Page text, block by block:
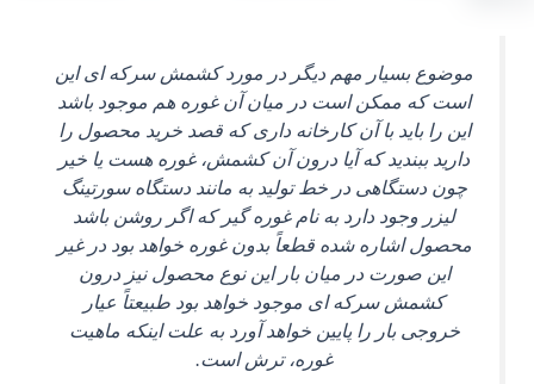
موضوع بسیار مهم دیگر در مورد کشمش سرکه‌ ای این
است که ممکن است در میان آن غوره هم موجود باشد
این را باید با آن کارخانه‌ داری که قصد خرید محصول را
دارید ببندید که آیا درون آن کشمش، غوره هست یا خیر
چون دستگاهی در خط تولید به مانند دستگاه سورتینگ
لیزر وجود دارد به نام غوره‌ گیر که اگر روشن باشد
محصول اشاره شده قطعاً بدون غوره خواهد بود در غیر
این صورت در میان بار این نوع محصول نیز درون
کشمش سرکه‌ ای موجود خواهد بود طبیعتاً عیار
خروجی بار را پایین خواهد آورد به علت اینکه ماهیت
غوره، ترش است.